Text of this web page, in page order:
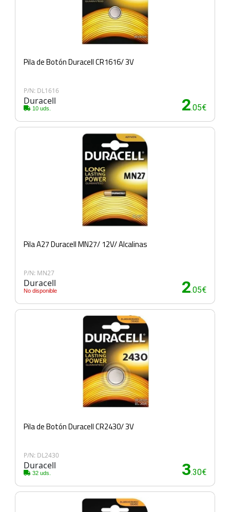
Pila de Botón Duracell CR1616/ 3V
P/N: DL1616
Duracell
10 uds. 2.05€
Pila A27 Duracell MN27/ 12V/ Alcalinas
P/N: MN27
Duracell
No disponible 2.05€
Pila de Botón Duracell CR2430/ 3V
P/N: DL2430
Duracell
32 uds. 3.30€